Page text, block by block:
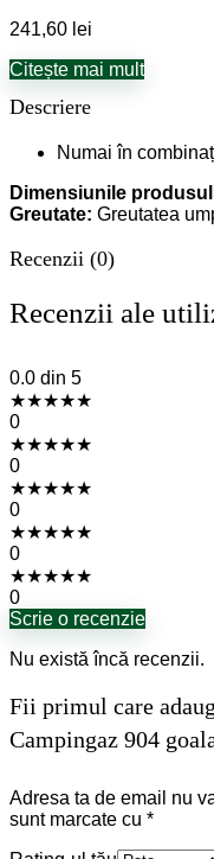
241,60 lei
Citește mai mult
Descriere
Numai în
Dimensiunile
Greutate: Greutatea
Recenzii (0)
Recenzii ale
0.0 din 5
★★★★★
0
★★★★★
0
★★★★★
0
★★★★★
0
★★★★★
0
Scrie o recenzie
Nu există încă recenzii.
Fii primul care
Campingaz 904
Adresa ta de email nu
sunt marcate cu *